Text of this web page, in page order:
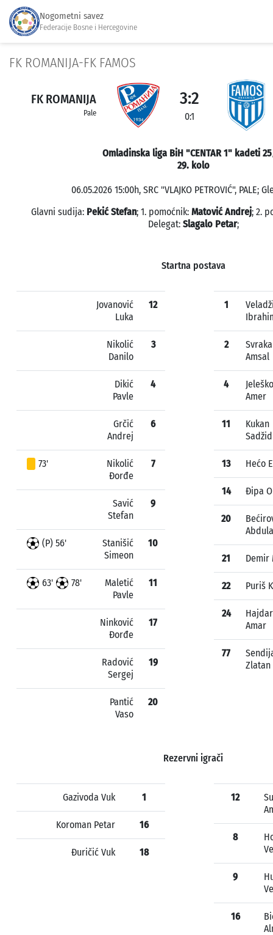
Nogometni savez
Federacije Bosne i Hercegovine
FK ROMANIJA-FK FAMOS
FK ROMANIJA
Pale
3:2
0:1
Omladinska liga BiH "CENTAR 1" kadeti
29. kolo
06.05.2026 15:00h, SRC "VLAJKO PETROVIĆ", PALE;
Glavni sudija: Pekić Stefan; 1. pomoćnik: Matović Andrej; 2.
Delegat: Slagalo Petar;
Startna postava
Jovanović
Luka
12
Nikolić
Danilo
3
Dikić
Pavle
4
Grčić
Andrej
6
73'
Nikolić
Đorđe
7
Savić
Stefan
9
(P) 56'
Stanišić
Simeon
10
63' 78'
Maletić
Pavle
11
Ninković
Đorđe
17
Radović
Sergej
19
Pantić
Vaso
20
1
2
Svraka
Amsal
4
Amer
11
Kukan
Sadžid
13 Hećo
14 Đipa
20
21 Demir
22 Puriš
24
Amar
77
Zlatan
Rezervni igrači
Gazivoda Vuk 1
Koroman Petar 16
Đuričić Vuk 18
12
8
9
16